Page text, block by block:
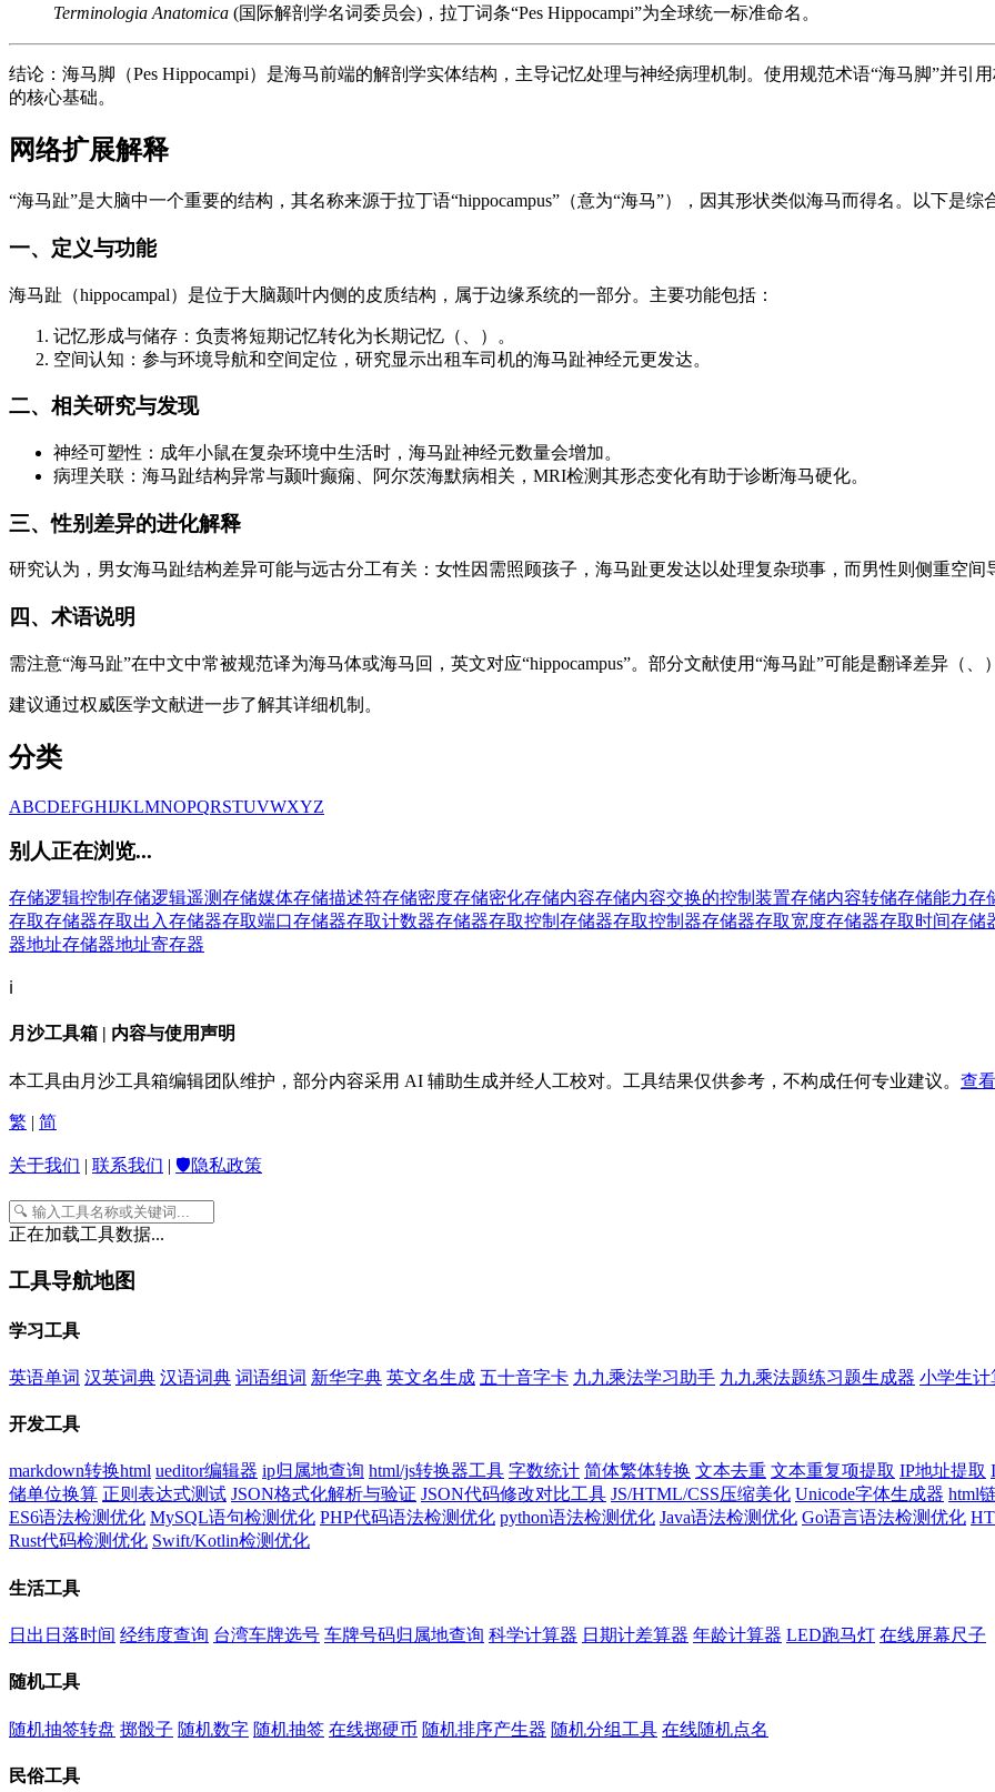
Terminologia Anatomica (国际解剖学名词委员会)，拉丁词条“Pes Hippocampi”为全球统一标准命名。
结论：海马脚（Pes Hippocampi）是海马前端的解剖学实体结构，主导记忆处理与神经病理机制。使用规范术语“海马脚”并引
的核心基础。
网络扩展解释
“海马趾”是大脑中一个重要的结构，其名称来源于拉丁语“hippocampus”（意为“海马”），因其形状类似海马而得名。以下是综
一、定义与功能
海马趾（hippocampal）是位于大脑颞叶内侧的皮质结构，属于边缘系统的一部分。主要功能包括：
记忆形成与储存：负责将短期记忆转化为长期记忆（、）。
空间认知：参与环境导航和空间定位，研究显示出租车司机的海马趾神经元更发达。
二、相关研究与发现
神经可塑性：成年小鼠在复杂环境中生活时，海马趾神经元数量会增加。
病理关联：海马趾结构异常与颞叶癫痫、阿尔茨海默病相关，MRI检测其形态变化有助于诊断海马硬化。
三、性别差异的进化解释
研究认为，男女海马趾结构差异可能与远古分工有关：女性因需照顾孩子，海马趾更发达以处理复杂琐事，而男性则侧重空间
四、术语说明
需注意“海马趾”在中文中常被规范译为海马体或海马回，英文对应“hippocampus”。部分文献使用“海马趾”可能是翻译差异（、
建议通过权威医学文献进一步了解其详细机制。
分类
ABCDEFGHIJKLMNOPQRSTUVWXYZ
别人正在浏览...
存储逻辑控制 存储逻辑遥测存储媒体存储描述符存储密度存储密化存储内容存储内容交换的控制装置存储内容转储存储能力存
存取存储器存取出入存储器存取端口存储器存取计数器存储器存取控制 存储器存取控制器存储器存取宽度存储器存取时间存储
器地址存储器地址寄存器
ℹ️
月沙工具箱 | 内容与使用声明
本工具由月沙工具箱编辑团队维护，部分内容采用 AI 辅助生成并经人工校对。工具结果仅供参考，不构成任何专业建议。 查
繁 | 简
关于我们 | 联系我们 | 🛡️隐私政策
正在加载工具数据...
工具导航地图
学习工具
英语单词 汉英词典 汉语词典 词语组词 新华字典 英文名生成 五十音字卡 九九乘法学习助手 九九乘法题练习题生成器 小学生计
开发工具
markdown转换html ueditor编辑器 ip归属地查询 html/js转换器工具 字数统计 简体繁体转换 文本去重 文本重复项提取 IP地址提取
储单位换算 正则表达式测试 JSON格式化解析与验证 JSON代码修改对比工具 JS/HTML/CSS压缩美化 Unicode字体生成器 html
ES6语法检测优化 MySQL语句检测优化 PHP代码语法检测优化 python语法检测优化 Java语法检测优化 Go语言语法检测优化
Rust代码检测优化 Swift/Kotlin检测优化
生活工具
日出日落时间 经纬度查询 台湾车牌选号 车牌号码归属地查询 科学计算器 日期计差算器 年龄计算器 LED跑马灯 在线屏幕尺子
随机工具
随机抽签转盘 掷骰子 随机数字 随机抽签 在线掷硬币 随机排序产生器 随机分组工具 在线随机点名
民俗工具